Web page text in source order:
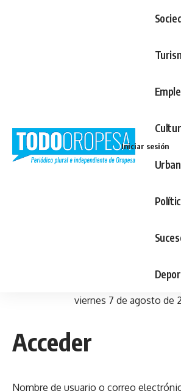
Iniciar sesión
viernes 7 de agosto de
Acceder
Nombre de usuario o correo